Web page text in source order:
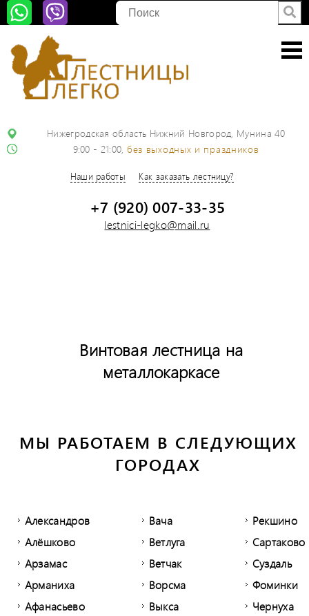
Нижегродская область Нижний Новгород, Мунина 40
9:00 - 21:00, без выходных и праздников
Наши работы Как заказать лестницу?
+7 (920) 007-33-35
lestnici-legko@mail.ru
Винтовая лестница на
металлокаркасе
МЫ РАБОТАЕМ В СЛЕДУЮЩИХ
ГОРОДАХ
Александров
Алёшково
Арзамас
Арманиха
Афанасьево
Вача
Ветлуга
Ветчак
Ворсма
Выкса
Рекшино
Сартаково
Суздаль
Фоминки
Чернуха